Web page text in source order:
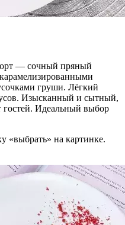
— сочный пряный
груши. Лёгкий
Изысканный и сытный,
гостей. Идеальный выбор
«выбрать» на картинке.